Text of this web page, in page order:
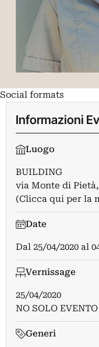
Social formats
Informazioni
Luogo
BUILDING
via Monte di
(Clicca qui per la
Date
Dal 25/04/2020 al
Vernissage
25/04/2020
NO SOLO
Generi